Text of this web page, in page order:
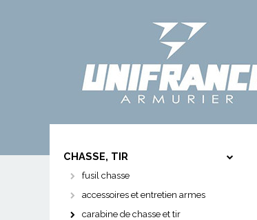
CHASSE, TIR
fusil chasse
accessoires et entretien armes
carabine de chasse et tir